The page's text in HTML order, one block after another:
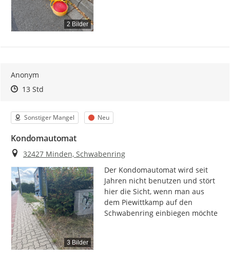
2 Bilder
Anonym
Zeitpunkt des Erstellens
Zeitpunkt des Erstellens
13 StdZur Äußerung
Kategorie
Sonstiger Mangel Status
Neu
Kondomautomat
Ort
32427 Minden, Schwabenring
3 Bilder
Der Kondomautomat wird seit
Jahren nicht benutzen und stört
hier die Sicht, wenn man aus
dem Piewittkamp auf den
Schwabenring einbiegen möchte